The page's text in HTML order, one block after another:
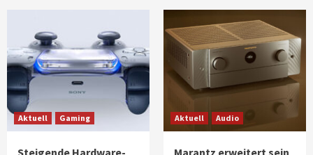
Aktuell Gaming
Steigende Hardware-
Aktuell Audio
Marantz erweitert sein